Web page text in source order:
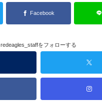
Facebook
redeagles_staffをフォローする